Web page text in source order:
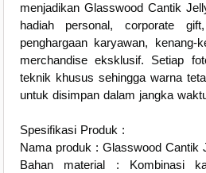
menjadikan Glasswood Cantik
hadiah personal, corporate
penghargaan karyawan, kenang-
merchandise eksklusif. Setiap
teknik khusus sehingga warna
untuk disimpan dalam jangka
Spesifikasi Produk :
Nama produk : Glasswood Cantik
Bahan material : Kombinasi